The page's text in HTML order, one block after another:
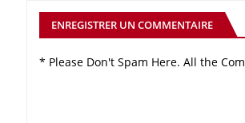
ENREGISTRER UN COMMENTAIRE
* Please Don't Spam Here. All the